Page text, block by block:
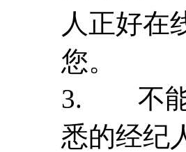
人正好在
您。
3. 不能
悉的经纪